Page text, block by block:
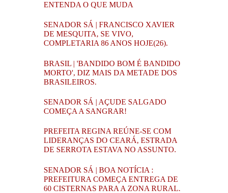
ENTENDA O QUE MUDA
SENADOR SÁ | FRANCISCO XAVIER
DE MESQUITA, SE VIVO,
COMPLETARIA 86 ANOS HOJE(26).
BRASIL | 'BANDIDO BOM É BANDIDO
MORTO', DIZ MAIS DA METADE DOS
BRASILEIROS.
SENADOR SÁ | AÇUDE SALGADO
COMEÇA A SANGRAR!
PREFEITA REGINA REÚNE-SE COM
LIDERANÇAS DO CEARÁ, ESTRADA
DE SERROTA ESTAVA NO ASSUNTO.
SENADOR SÁ | BOA NOTÍCIA :
PREFEITURA COMEÇA ENTREGA DE
60 CISTERNAS PARA A ZONA RURAL.